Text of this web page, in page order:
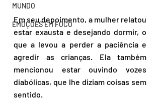
MUNDO
EMOÇÕES EM FOCO
Em seu depoimento, a mulher relatou
estar exausta e desejando dormir, o
que a levou a perder a paciência e
agredir as crianças. Ela também
mencionou estar ouvindo vozes
diabólicas, que lhe diziam coisas sem
sentido.